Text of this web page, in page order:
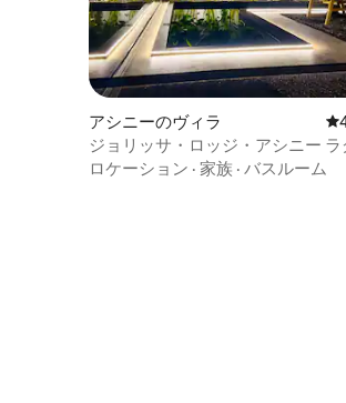
アシニーのヴィラ
ジョリッサ・ロッジ・アシニー ラグジュ
アリーヴィラ - プライベートプール
ロケーション · 家族 · バスルーム